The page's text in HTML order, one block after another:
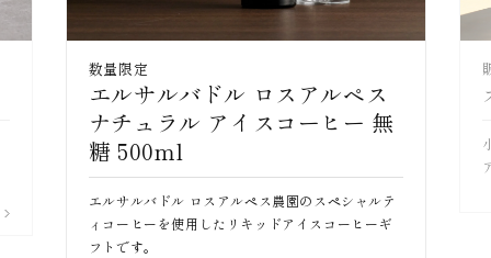
販売開始
オーガニックアイスコーヒー
小川珈琲 直営店のアイスコーヒー「オーガニック
アイスブレンド」。2026年分販売開始。